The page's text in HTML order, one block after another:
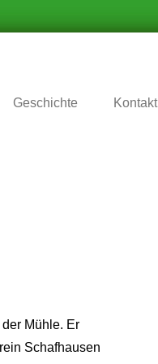
Geschichte Kontakt
Mühle. Er
Schafhausen